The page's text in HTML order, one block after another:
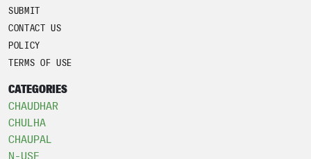
SUBMIT
CONTACT US
POLICY
TERMS OF USE
CATEGORIES
CHAUDHAR
CHULHA
CHAUPAL
N-USE